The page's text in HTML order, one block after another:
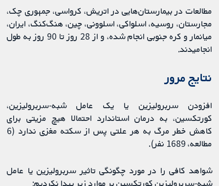
مطالعات در بیمارستان‌هایی در اتریش، کرواسی، جمهوری چک،
مجارستان، روسیه، اسلواکی، اسلوونی، چین، هنگ‌کنگ، ایران،
میانمار و کره جنوبی انجام شده، و از 28 روز تا 90 روز به طول
انجامیدند.
نتایج مرور
افزودن سربرولیزین یا یک عامل شبه-سربرولیزین،
کورتکسین، به درمان استاندارد احتمالا هیچ مزیتی برای
کاهش خطر مرگ به هر علتی پس از سکته مغزی ندارد (6
مطالعه، 1689 نفر).
شواهد کافی را در مورد چگونگی تاثیر سربرولیزین یا عامل
شبه-سربرولیزین کورتکسین بر موارد زیر پیدا نکردیم: